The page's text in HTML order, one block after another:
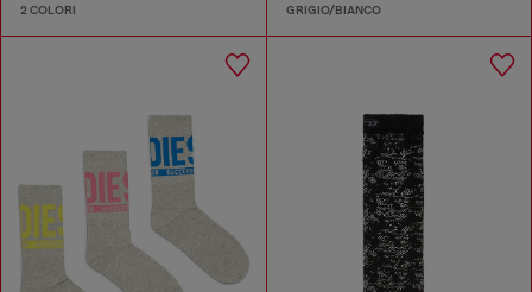
2 COLORI GRIGIO/BIANCO